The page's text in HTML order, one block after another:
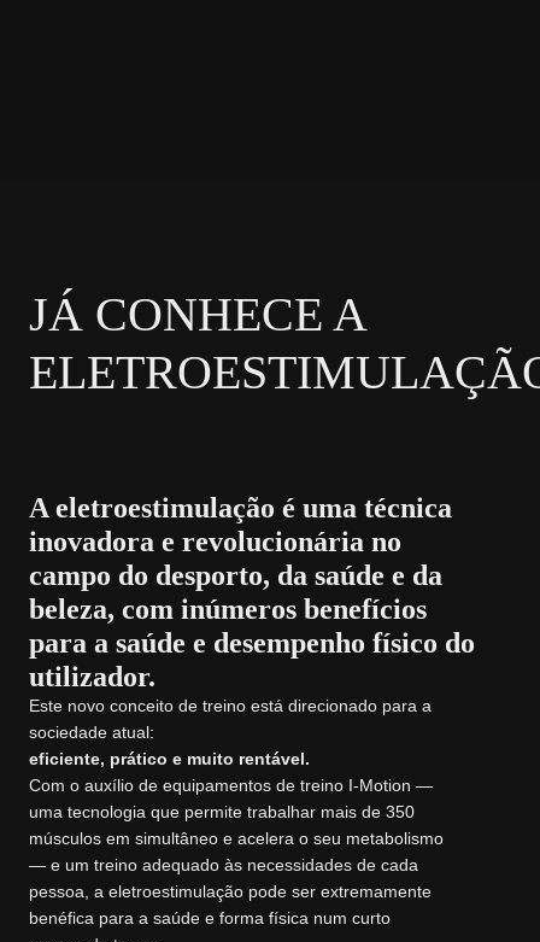
JÁ CONHECE A
A eletroestimulação é uma técnica
inovadora e revolucionária no
campo do desporto, da saúde e da
beleza, com inúmeros benefícios
para a saúde e desempenho físico do
utilizador.
Este novo conceito de treino está direcionado para a
sociedade atual:
eficiente, prático e muito rentável.
Com o auxílio de equipamentos de treino I-Motion —
uma tecnologia que permite trabalhar mais de 350
músculos em simultâneo e acelera o seu metabolismo
— e um treino adequado às necessidades de cada
pessoa, a eletroestimulação pode ser extremamente
benéfica para a saúde e forma física num curto